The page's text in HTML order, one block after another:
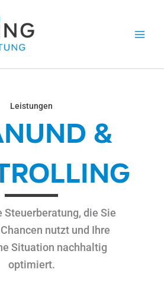
Leistungen
&
Steuerberatung, die Sie
nutzt und Ihre
Situation nachhaltig
optimiert.